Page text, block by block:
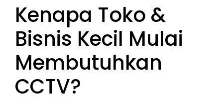
Kenapa Toko &
Bisnis Kecil Mulai
Membutuhkan
CCTV?